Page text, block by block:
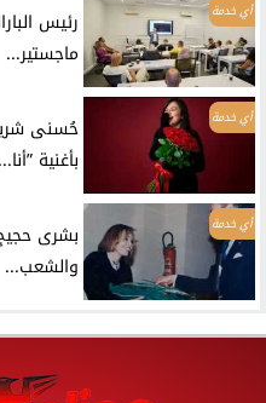
أي خدمة
رئيس
ماجستير...
أي خدمة
حُسنى
بأغنية ”أنا...
أي خدمة
بشرى
والشعب...